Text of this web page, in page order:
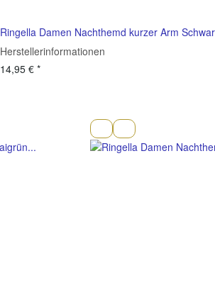
Ringella Damen Nachthemd kurzer Arm
Herstellerinformationen
14,95 € *